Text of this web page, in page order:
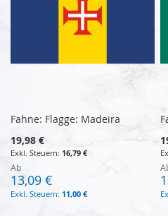
Fahne: Flagge: Madeira
19,98 €
16,79 €
Ab
13,09 €
11,00 €